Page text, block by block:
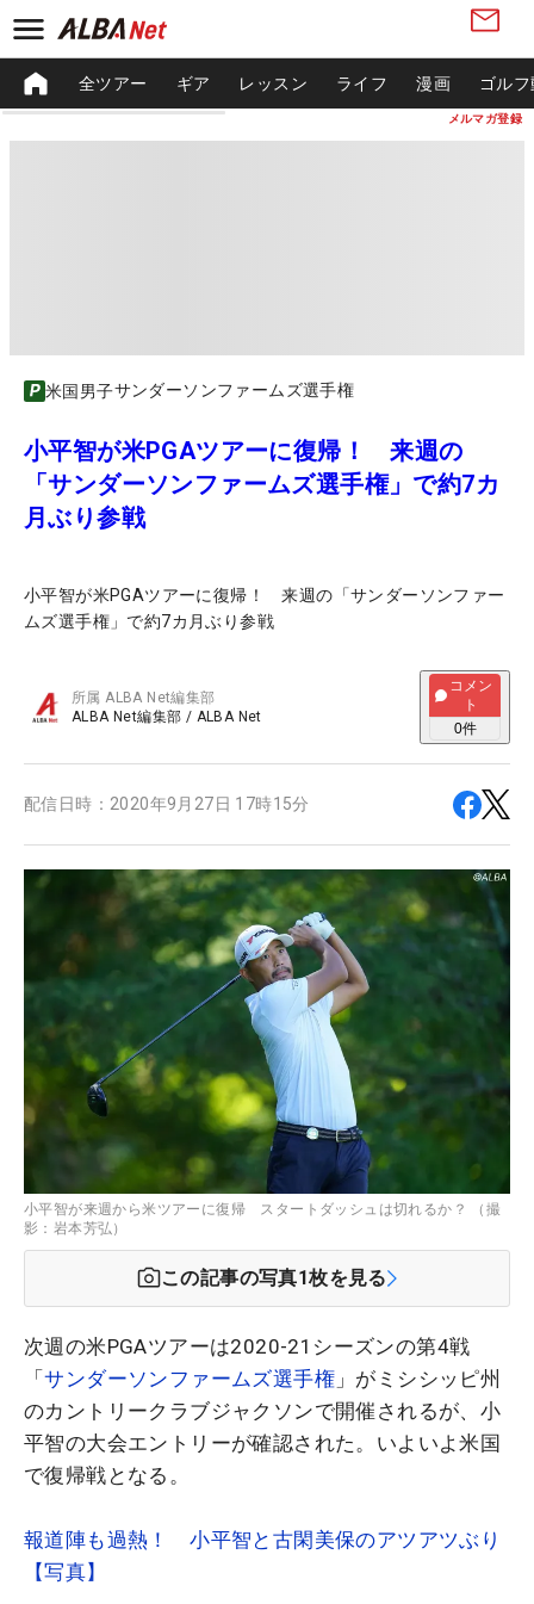
メルマガ登録
全ツアー ギア レッスン ライフ 漫画 ゴル
米国男子サンダーソンファームズ選手権
小平智が米PGAツアーに復帰！ 来週の
「サンダーソンファームズ選手権」で約7カ
月ぶり参戦
小平智が米PGAツアーに復帰！ 来週の「サンダーソンファー
ムズ選手権」で約7カ月ぶり参戦
所属ALBA Net編集部
ALBA Net編集部 / ALBA Net
コメン
ト
0件
配信日時： 2020年9月27日 17時15分
小平智が来週から米ツアーに復帰 スタートダッシュは切れるか？ （撮
影：岩本芳弘）
この記事の写真1枚を見る
次週の米PGAツアーは2020-21シーズンの第4戦
「サンダーソンファームズ選手権 」がミシシッピ州
のカントリークラブジャクソンで開催されるが、小
平智の大会エントリーが確認された。いよいよ米国
で復帰戦となる。
報道陣も過熱！ 小平智と古閑美保のアツアツぶり
【写真】